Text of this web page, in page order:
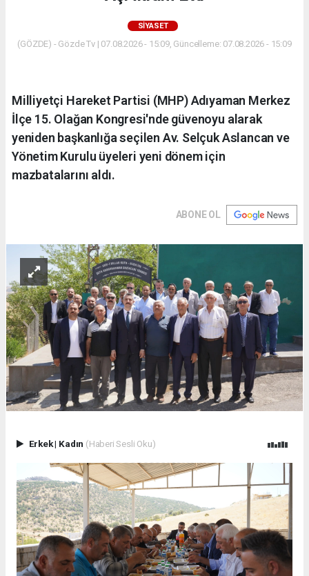
SIYASET
(GÖZDE) - Gözde Tv | 07.08.2026 - 15:09, Güncelleme: 07.08.2026 - 15:09
Milliyetçi Hareket Partisi (MHP) Adıyaman Merkez
İlçe 15. Olağan Kongresi'nde güvenoyu alarak
yeniden başkanlığa seçilen Av. Selçuk Aslancan ve
Yönetim Kurulu üyeleri yeni dönem için
mazbatalarını aldı.
ABONE OL
Erkek| Kadın (Haberi Sesli Oku)